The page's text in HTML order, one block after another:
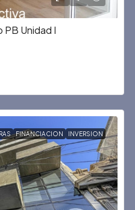
PB Unidad I
FINANCIACION INVERSION